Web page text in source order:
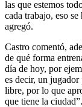
las que estemos
cada trabajo, eso
agregó.
Castro comentó,
de qué forma
día de hoy, por
es decir, un
libre, por lo que
que tiene la ciudad”.